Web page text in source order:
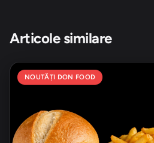
Articole similare
NOUTĂȚI DON FOOD